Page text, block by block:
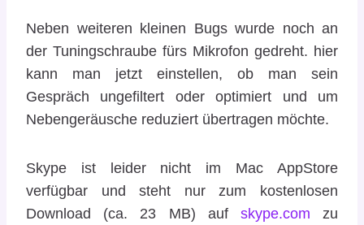
Neben weiteren kleinen Bugs wurde noch an
der Tuningschraube fürs Mikrofon gedreht. hier
kann man jetzt einstellen, ob man sein
Gespräch ungefiltert oder optimiert und um
Nebengeräusche reduziert übertragen möchte.
Skype ist leider nicht im Mac AppStore
verfügbar und steht nur zum kostenlosen
Download (ca. 23 MB) auf skype.com zu